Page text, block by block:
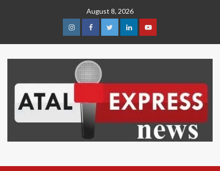
August 8, 2026
InstagramFacebookTwitterLinkedinYoutube